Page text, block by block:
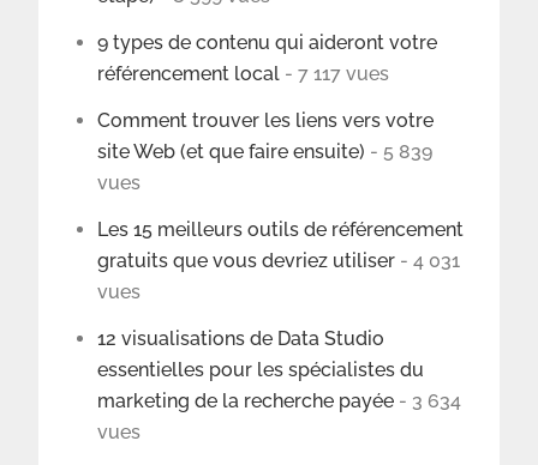
9 types de contenu qui aideront votre
référencement local - 7 117 vues
Comment trouver les liens vers votre
site Web (et que faire ensuite) - 5 839
vues
Les 15 meilleurs outils de référencement
gratuits que vous devriez utiliser - 4 031
vues
12 visualisations de Data Studio
essentielles pour les spécialistes du
marketing de la recherche payée - 3 634
vues